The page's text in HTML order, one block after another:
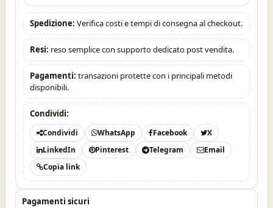
Spedizione: Verifica costi e tempi di consegna al checkout.
Resi: reso semplice con supporto dedicato post vendita.
Pagamenti: transazioni protette con i principali metodi
disponibili.
Condividi:
Condividi WhatsApp Facebook
X
LinkedIn
Pinterest Telegram
Email
Copia link
Pagamenti sicuri